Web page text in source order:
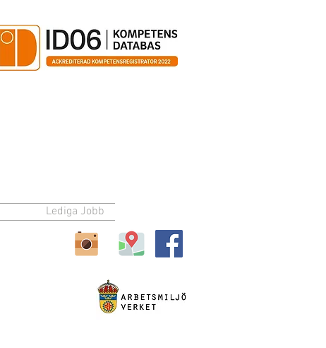
Lediga Jobb